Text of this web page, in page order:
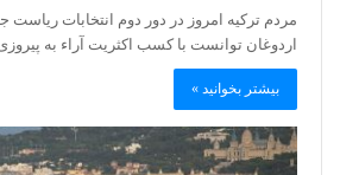
مردم ترکیه امروز در دور دوم انتخابات
اردوغان توانست با کسب اکثریت آراء به
بیشتر بخوانید »